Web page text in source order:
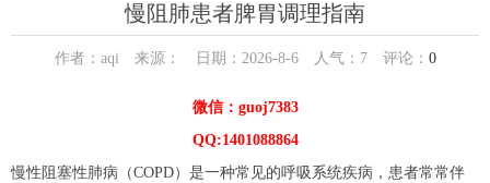
慢阻肺患者脾胃调理指南
作者：aqi 来源： 日期：2026-8-6 人气： 7评论： 0
微信：guoj7383
QQ:1401088864
慢性阻塞性肺病（COPD）是一种常见的呼吸系统疾病，患者常常伴